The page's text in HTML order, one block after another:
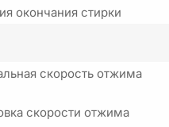
окончания стирки
скорость отжима
скорости отжима